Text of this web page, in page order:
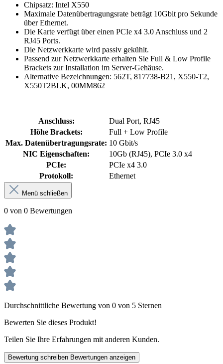
Chipsatz: Intel X550
Maximale Datenübertragungsrate beträgt 10Gbit pro Sekunde
über Ethernet.
Die Karte verfügt über einen PCIe x4 3.0 Anschluss und 2
RJ45 Ports.
Die Netzwerkkarte wird passiv gekühlt.
Passend zur Netzwerkkarte erhalten Sie Full & Low Profile
Brackets zur Installation im Server-Gehäuse.
Alternative Bezeichnungen: 562T, 817738-B21, X550-T2,
X550T2BLK, 00MM862
Anschluss:
Dual Port, RJ45
Höhe Brackets:
Full + Low Profile
Max. Datenübertragungsrate: 10 Gbit/s
NIC Eigenschaften:
10Gb (RJ45), PCIe 3.0 x4
PCIe:
PCIe x4 3.0
Protokoll:
Ethernet
Menü schließen
0 von 0 Bewertungen
Durchschnittliche Bewertung von 0 von 5 Sternen
Bewerten Sie dieses Produkt!
Teilen Sie Ihre Erfahrungen mit anderen Kunden.
Bewertung schreiben Bewertungen anzeigen